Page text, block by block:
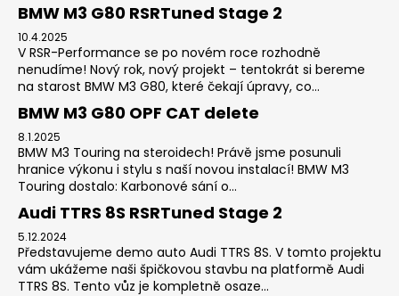
BMW M3 G80 RSRTuned Stage 2
10.4.2025
V RSR-Performance se po novém roce rozhodně
nenudíme! Nový rok, nový projekt – tentokrát si bereme
na starost BMW M3 G80, které čekají úpravy, co...
BMW M3 G80 OPF CAT delete
8.1.2025
BMW M3 Touring na steroidech! Právě jsme posunuli
hranice výkonu i stylu s naší novou instalací! BMW M3
Touring dostalo: Karbonové sání o...
Audi TTRS 8S RSRTuned Stage 2
5.12.2024
Představujeme demo auto Audi TTRS 8S. V tomto projektu
vám ukážeme naši špičkovou stavbu na platformě Audi
TTRS 8S. Tento vůz je kompletně osaze...